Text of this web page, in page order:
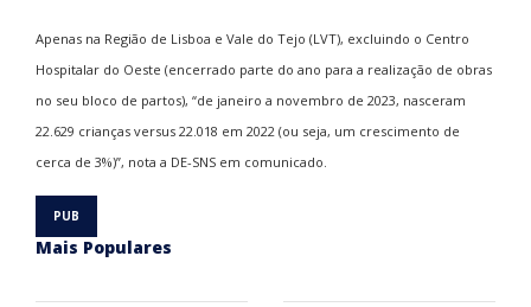
Apenas na Região de Lisboa e Vale do Tejo (LVT), excluindo o Centro
Hospitalar do Oeste (encerrado parte do ano para a realização de obras
no seu bloco de partos), “de janeiro a novembro de 2023, nasceram
22.629 crianças versus 22.018 em 2022 (ou seja, um crescimento de
cerca de 3%)”, nota a DE-SNS em comunicado.
Mais Populares